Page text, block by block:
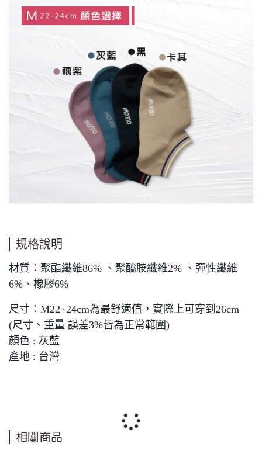
規格說明
材質：聚酯纖維86% 、聚醯胺纖維2% 、彈性纖維
6%、橡膠6%
尺寸：M22~24cm為最舒適值，實際上可穿到26cm
(尺寸、重量 誤差3%皆為正常範圍)
顏色 : 灰藍
產地 : 台灣
相關商品